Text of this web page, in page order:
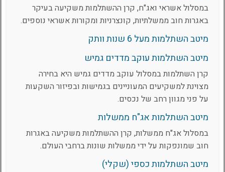
במסלול אשראי ואג"ח, קרן ההשתלמות משקיעה בעיקר
באגרות חוב ממשלתיות, קונצרניות ומקורות אשראי נוספים.
מיטב השתלמות מעל 6 שנות וותק
מיטב השתלמות עוקב מדדים גמיש
קרן השתלמות במסלול עוקב מדדים גמיש היא בחירה
מצוינת למשקיעים המעוניינים בגמישות ובפיזור השקעות
על פני מגוון רחב של נכסים.
מיטב השתלמות אג"ח ממשלות
במסלול אג"ח ממשלות, קרן ההשתלמות משקיעה באגרות
חוב שמונפקות על ידי ממשלות שונות ברחבי העולם.
מיטב השתלמות כספי (שקלי)